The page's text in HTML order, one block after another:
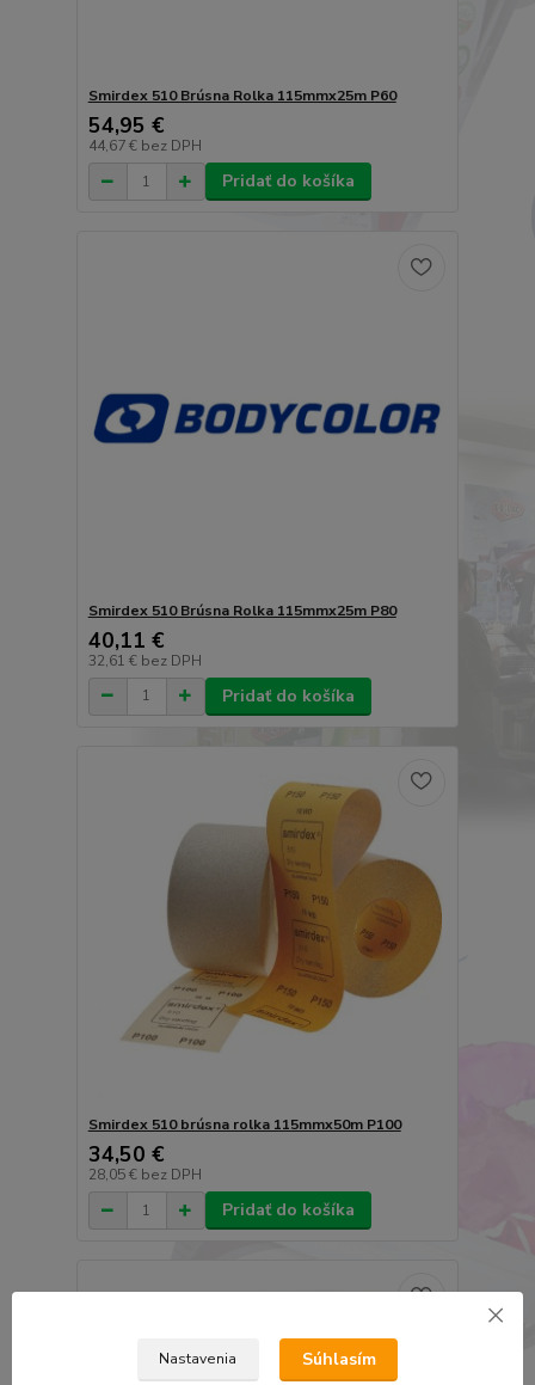
Smirdex 510 Brúsna Rolka 115mmx25m P60
54,95 €
44,67 € bez DPH
Pridať do košíka
Smirdex 510 Brúsna Rolka 115mmx25m P80
40,11 €
32,61 € bez DPH
Pridať do košíka
Smirdex 510 brúsna rolka 115mmx50m P100
34,50 €
28,05 € bez DPH
Pridať do košíka
Nastavenia Súhlasím